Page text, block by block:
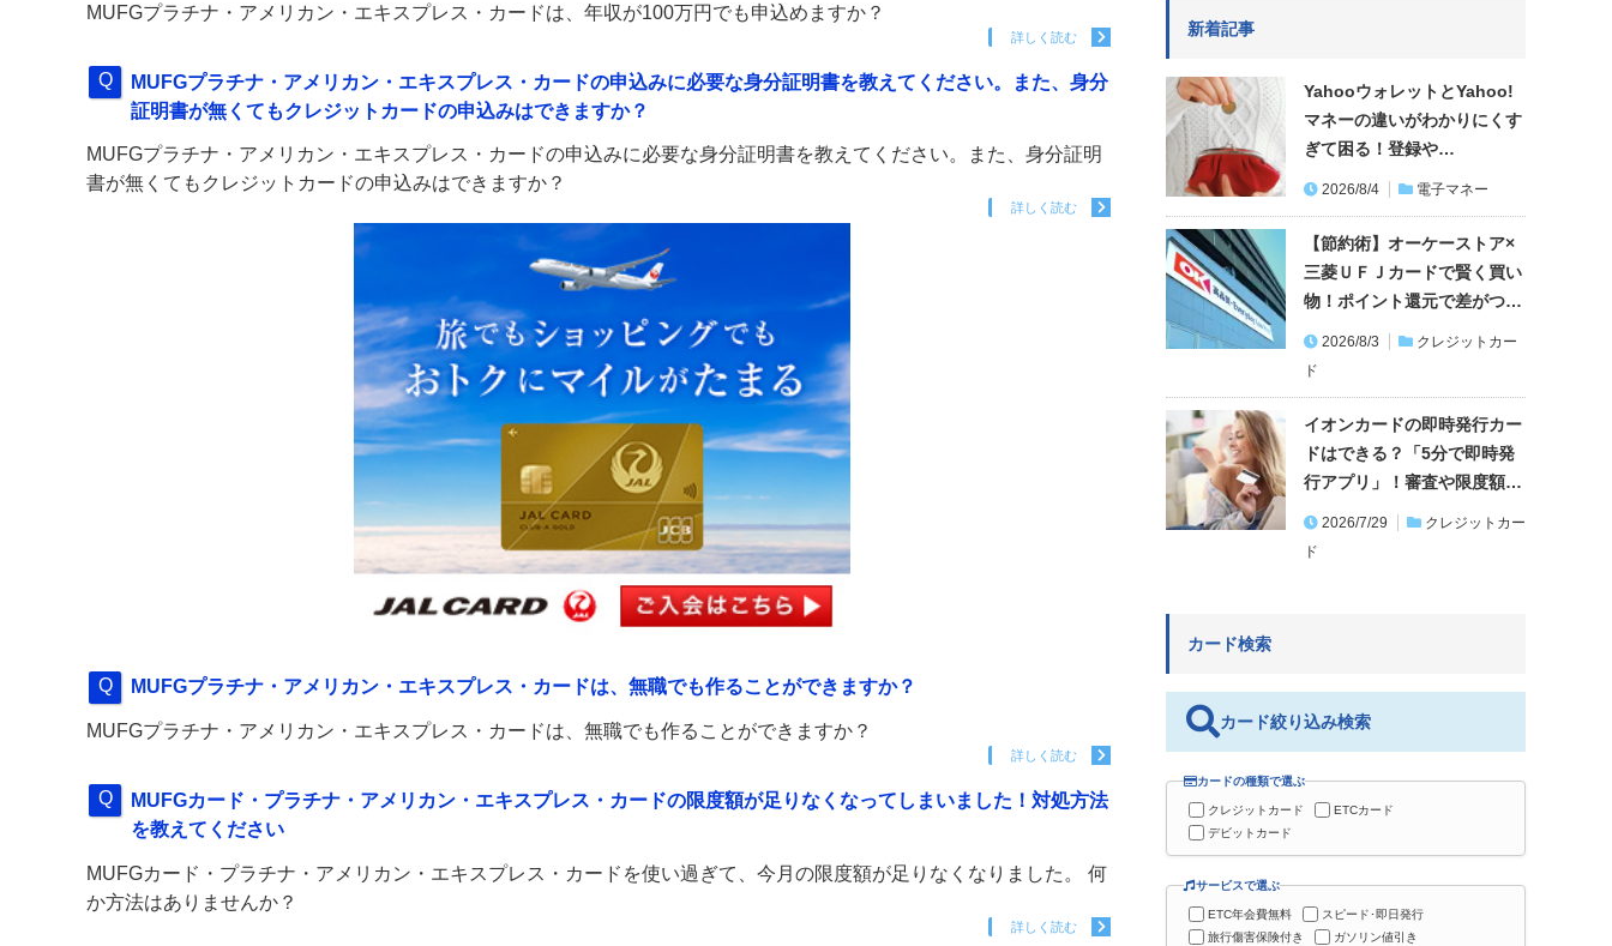
MUFGプラチナ・アメリカン・エキスプレス・カードは、年収が100万円でも申込めますか？
詳しく読む
MUFGプラチナ・アメリカン・エキスプレス・カードの申込みに必要な身分証明書を教えてください。また、身分
証明書が無くてもクレジットカードの申込みはできますか？
MUFGプラチナ・アメリカン・エキスプレス・カードの申込みに必要な身分証明書を教えてください。また、身分証明
書が無くてもクレジットカードの申込みはできますか？
詳しく読む
MUFGプラチナ・アメリカン・エキスプレス・カードは、無職でも作ることができますか？
MUFGプラチナ・アメリカン・エキスプレス・カードは、無職でも作ることができますか？
詳しく読む
MUFGカード・プラチナ・アメリカン・エキスプレス・カードの限度額が足りなくなってしまいました！対処方法
を教えてください
MUFGカード・プラチナ・アメリカン・エキスプレス・カードを使い過ぎて、今月の限度額が足りなくなりました。 何
か方法はありませんか？
詳しく読む
新着記事
YahooウォレットとYahoo!
マネーの違いがわかりにくす
ぎて困る！登録や…
2026/8/4 電子マネー
【節約術】オーケーストア×
三菱ＵＦＪカードで賢く買い
物！ポイント還元で差がつ…
2026/8/3
クレジットカー
ド
イオンカードの即時発行カー
ドはできる？「5分で即時発
行アプリ」！審査や限度額…
2026/7/29
クレジットカー
ド
カード検索
カード絞り込み検索
カードの種類で選ぶ
クレジットカード
ETCカード
デビットカード
サービスで選ぶ
ETC年会費無料
スピード･即日発行
旅行傷害保険付き
ガソリン値引き